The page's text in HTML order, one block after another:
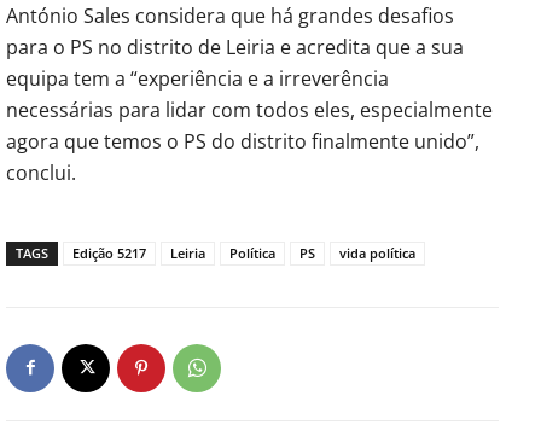
António Sales considera que há grandes desafios
para o PS no distrito de Leiria e acredita que a sua
equipa tem a “experiência e a irreverência
necessárias para lidar com todos eles, especialmente
agora que temos o PS do distrito finalmente unido”,
conclui.
TAGS Edição 5217 Leiria Política PS vida política